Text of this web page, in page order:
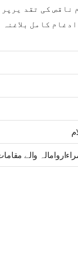
ناقص کی تقد یرپر
کامل بلاغنہ
والے